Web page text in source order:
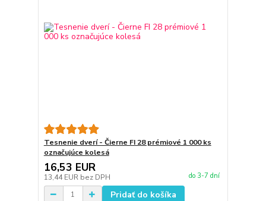
Tesnenie dverí - Čierne FI 28 prémiové 1 000 ks
označujúce kolesá
16,53 EUR
13,44 EUR bez DPH do 3-7 dní
Pridať do košíka